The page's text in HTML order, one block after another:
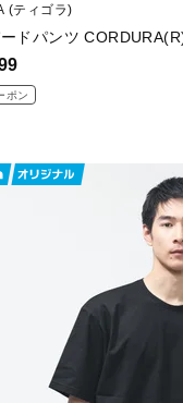
(ティゴラ)
ドパンツ
ポン